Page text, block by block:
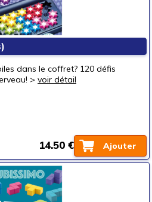
dans le coffret? 120 défis
> voir détail
Ajouter
14.50 €